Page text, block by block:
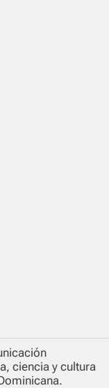
ciencia y cultura